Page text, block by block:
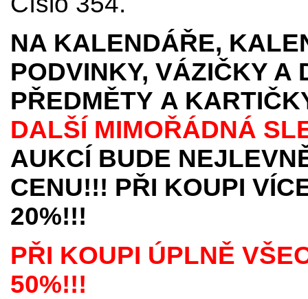
NA KALENDÁŘE,
PODVINKY, VÁZIČKY A
PŘEDMĚTY A
DALŠÍ MIMOŘÁDNÁ
AUKCÍ BUDE
CENU!!! PŘI KOUPI
20%!!!
PŘI KOUPI ÚPLNĚ
50%!!!